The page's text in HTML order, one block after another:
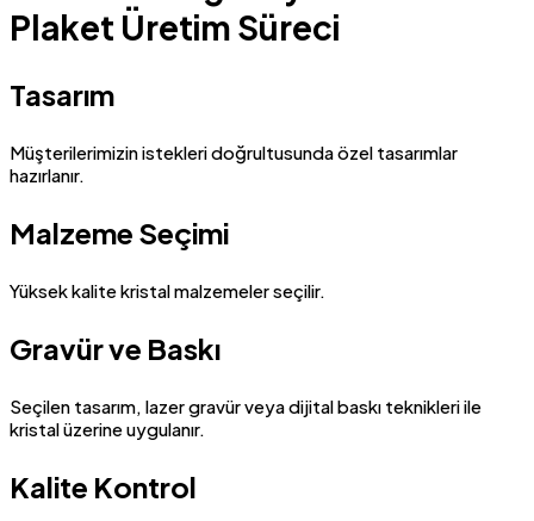
Plaket Üretim Süreci
Tasarım
Müşterilerimizin istekleri doğrultusunda özel tasarımlar
hazırlanır.
Malzeme Seçimi
Yüksek kalite kristal malzemeler seçilir.
Gravür ve Baskı
Seçilen tasarım, lazer gravür veya dijital baskı teknikleri ile
kristal üzerine uygulanır.
Kalite Kontrol